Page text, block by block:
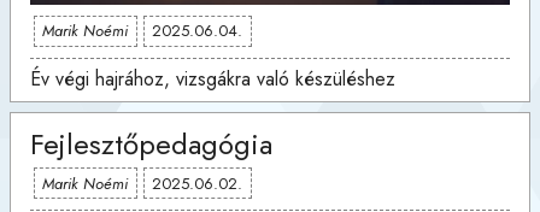
Marik Noémi 2025.06.04.
Év végi hajrához, vizsgákra való készüléshez
Fejlesztőpedagógia
Marik Noémi 2025.06.02.